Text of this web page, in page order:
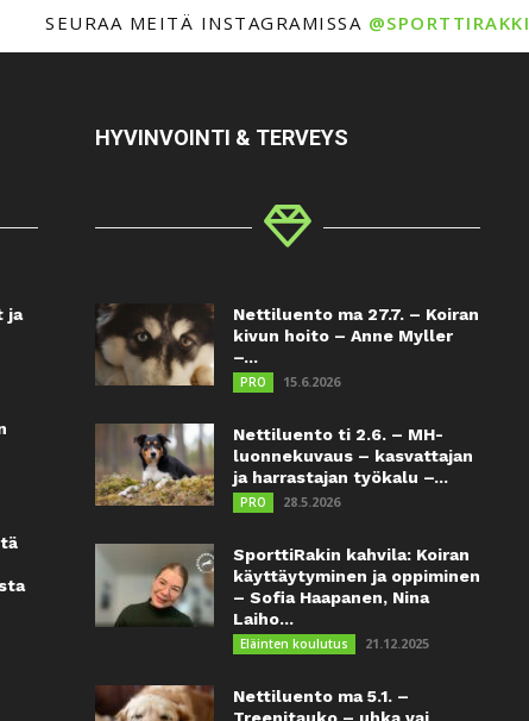
SEURAA MEITÄ INSTAGRAMISSA @SPORTTIRAKKI
ja
HYVINVOINTI & TERVEYS
Nettiluento ma 27.7. – Koiran
kivun hoito – Anne Myller
–...
PRO 15.6.2026
Nettiluento ti 2.6. – MH-
luonnekuvaus – kasvattajan
ja harrastajan työkalu –...
PRO 28.5.2026
SporttiRakin kahvila: Koiran
käyttäytyminen ja oppiminen
– Sofia Haapanen, Nina
Laiho...
Eläinten koulutus 21.12.2025
Nettiluento ma 5.1. –